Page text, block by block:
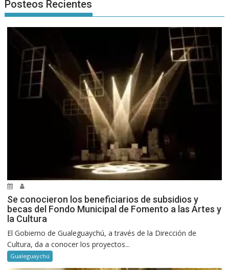
Posteos Recientes
Se conocieron los beneficiarios de subsidios y
becas del Fondo Municipal de Fomento a las Artes y
la Cultura
El Gobierno de Gualeguaychú, a través de la Dirección de
Cultura, da a conocer los proyectos...
Gualeguaychú